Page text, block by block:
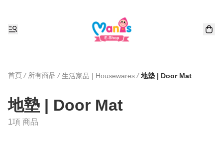
首頁 / 所有商品 / 生活家品 | Housewares / 地墊 | Door Mat
地墊 | Door Mat
1項 商品